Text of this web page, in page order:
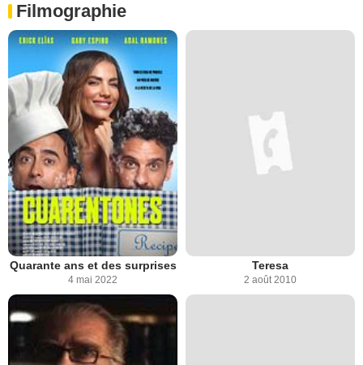
Filmographie
Quarante ans et des surprises
4 mai 2022
Teresa
2 août 2010